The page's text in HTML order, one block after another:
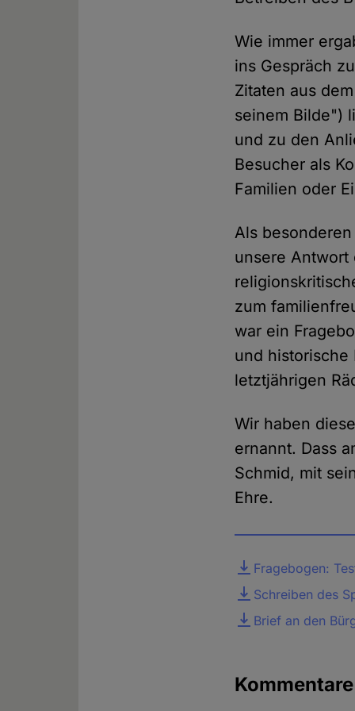
Wie immer
ins Gespräch
Zitaten aus
seinem Bilde")
und zu den
Besucher als
Familien oder
Als
unsere
zum
war ein
und historische
letztjährigen
Wir haben
ernannt. Dass
Schmid, mit
Ehre.
DateiFragebogen:
Schreiben des
Brief an den
Kommentare